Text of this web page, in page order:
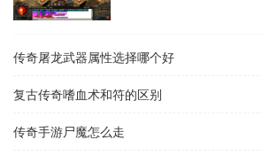
传奇屠龙武器属性选择哪个好
复古传奇嗜血术和符的区别
传奇手游尸魔怎么走